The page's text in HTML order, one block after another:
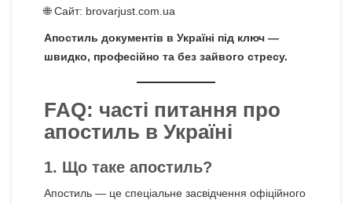
🌐 Сайт: brovarjust.com.ua
Апостиль документів в Україні під ключ —
швидко, професійно та без зайвого стресу.
FAQ: часті питання про
апостиль в Україні
1. Що таке апостиль?
Апостиль — це спеціальне засвідчення офіційного